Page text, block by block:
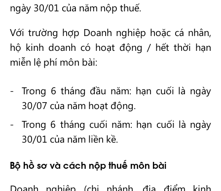
ngày 30/01 của năm nộp thuế.
Với trường hợp Doanh nghiệp hoặc cá nhân,
hộ kinh doanh có hoạt động / hết thời hạn
miễn lệ phí môn bài:
Trong 6 tháng đầu năm: hạn cuối là ngày
30/07 của năm hoạt động.
Trong 6 tháng cuối năm: hạn cuối là ngày
30/01 của năm liền kề.
Bộ hồ sơ và cách nộp thuế môn bài
Doanh nghiệp (chi nhánh, địa điểm kinh